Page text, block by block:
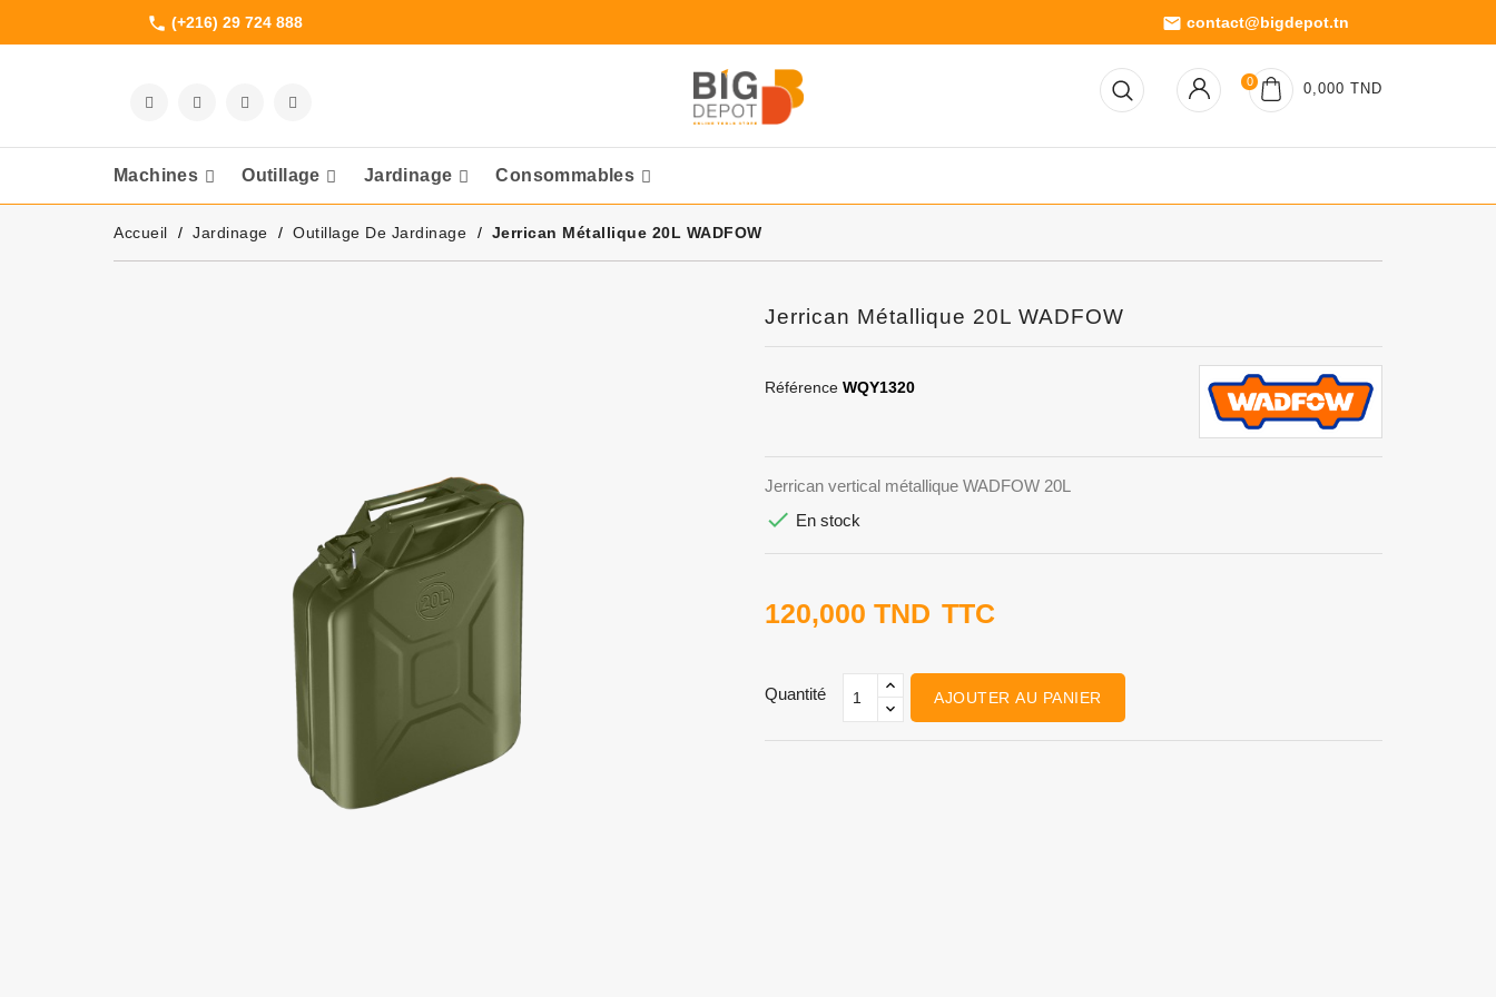
phone (+216) 29 724 888 email contact@bigdepot.tn
0 0,000 TND
Machines Outillage Jardinage Consommables
Accueil Jardinage Outillage De Jardinage Jerrican Métallique 20L WADFOW
Jerrican Métallique 20L WADFOW
Référence WQY1320
Jerrican vertical métallique WADFOW 20L
 En stock
120,000 TND TTC
Quantité AJOUTER AU PANIER